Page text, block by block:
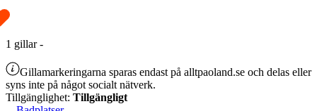
1 gillar-
Gillamarkeringarna sparas endast på alltpaoland.se och delas eller
syns inte på något socialt nätverk.
Tillgänglighet: Tillgängligt